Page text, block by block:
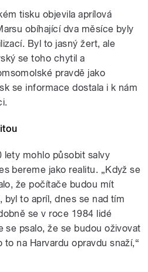
tisku objevila aprílová
obíhající dva měsíce byly
Byl to jasný žert, ale
se toho chytil a
pravdě jako
se informace dostala i k nám
lety mohlo působit salvy
bereme jako realitu. „Když se
že počítače budou mít
to apríl, dnes se nad tím
se v roce 1984 lidé
se psalo, že se budou oživovat
na Harvardu opravdu snaží,“